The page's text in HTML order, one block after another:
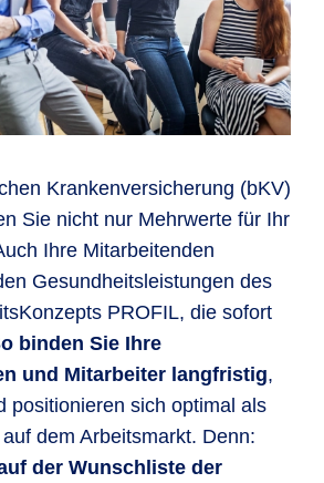
Krankenversicherung (bKV)
Sie nicht nur Mehrwerte für Ihr
Ihre Mitarbeitenden
Gesundheitsleistungen des
PROFIL, die sofort
binden Sie Ihre
und Mitarbeiter langfristig,
positionieren sich optimal als
dem Arbeitsmarkt. Denn:
der Wunschliste der